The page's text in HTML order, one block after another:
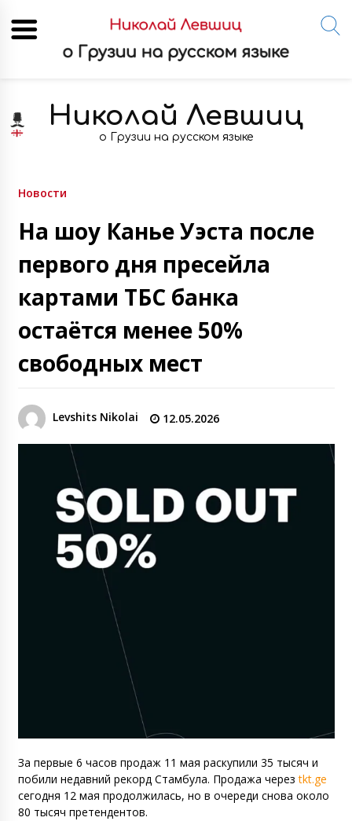
content
Николай Левшиц
о Грузии на русском языке
Новости
На шоу Канье Уэста после
первого дня пресейла
картами ТБС банка
остаётся менее 50%
свободных мест
Levshits Nikolai 12.05.2026
За первые 6 часов продаж 11 мая раскупили 35 тысяч и
побили недавний рекорд Стамбула. Продажа черезtkt.ge
сегодня 12 мая продолжилась, но в очереди снова около
80 тысяч претендентов.